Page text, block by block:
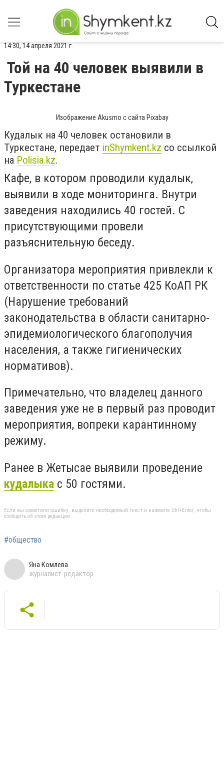
14:30, 14 апреля 2021 г.
Той на 40 человек выявили в
Туркестане
Изображение Akusmo с сайта Pixabay
Кудалык на 40 человек остановили в
Туркестане, передает inShymkent.kz со ссылкой
на Polisia.kz.
Кафе, в котором проводили кудалык,
выявили в ходе мониторинга. Внутри
заведения находились 40 гостей. С
присутствующими провели
разъяснительную беседу.
Организатора мероприятия привлекли к
ответственности по статье 425 КоАП РК
(Нарушение требований
законодательства в области санитарно-
эпидемиологического благополучия
населения, а также гигиенических
нормативов).
Примечательно, что владелец данного
заведения уже не в первый раз проводит
мероприятия, вопреки карантинному
режиму.
Ранее в Жетысае выявили проведение
кудалыка с 50 гостями.
Если вы заметили ошибку, выделите необходимый текст и нажмите Ctrl+Enter, чтобы
сообщить об этом редакции
#общество
Яна Комлева
журналист-редактор